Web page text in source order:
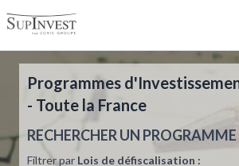
Programmes
- Toute la France
RECHERCHER UN PROGRAMME
Filtrer par Lois de défiscalisation :